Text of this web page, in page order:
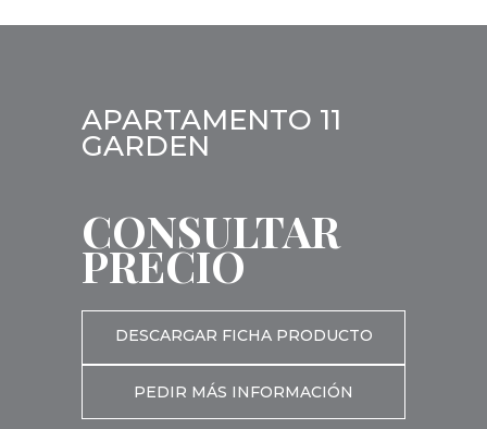
APARTAMENTO 11
GARDEN
CONSULTAR
PRECIO
DESCARGAR FICHA PRODUCTO
PEDIR MÁS INFORMACIÓN